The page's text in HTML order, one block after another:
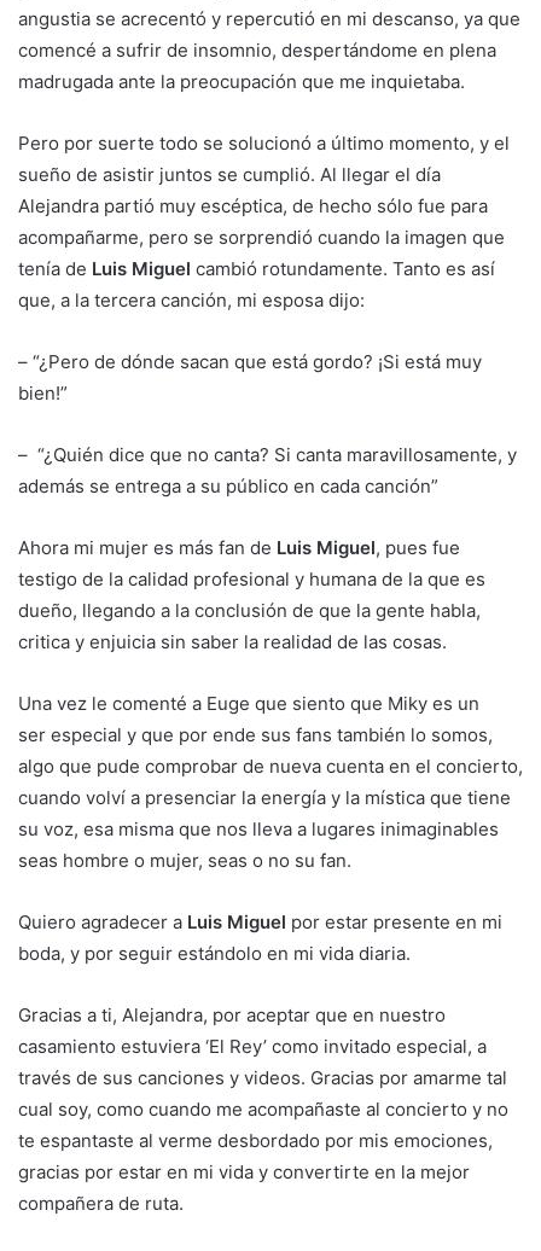
angustia se acrecentó y repercutió en mi descanso, ya que
comencé a sufrir de insomnio, despertándome en plena
madrugada ante la preocupación que me inquietaba.
Pero por suerte todo se solucionó a último momento, y el
sueño de asistir juntos se cumplió. Al llegar el día
Alejandra partió muy escéptica, de hecho sólo fue para
acompañarme, pero se sorprendió cuando la imagen que
tenía de Luis Miguel cambió rotundamente. Tanto es así
que, a la tercera canción, mi esposa dijo:
– “¿Pero de dónde sacan que está gordo? ¡Si está muy
bien!”
– “¿Quién dice que no canta? Si canta maravillosamente, y
además se entrega a su público en cada canción”
Ahora mi mujer es más fan de Luis Miguel, pues fue
testigo de la calidad profesional y humana de la que es
dueño, llegando a la conclusión de que la gente habla,
critica y enjuicia sin saber la realidad de las cosas.
Una vez le comenté a Euge que siento que Miky es un
ser especial y que por ende sus fans también lo somos,
algo que pude comprobar de nueva cuenta en el concierto,
cuando volví a presenciar la energía y la mística que tiene
su voz, esa misma que nos lleva a lugares inimaginables
seas hombre o mujer, seas o no su fan.
Quiero agradecer a Luis Miguel por estar presente en mi
boda, y por seguir estándolo en mi vida diaria.
Gracias a ti, Alejandra, por aceptar que en nuestro
casamiento estuviera ‘El Rey’ como invitado especial, a
través de sus canciones y videos. Gracias por amarme tal
cual soy, como cuando me acompañaste al concierto y no
te espantaste al verme desbordado por mis emociones,
gracias por estar en mi vida y convertirte en la mejor
compañera de ruta.